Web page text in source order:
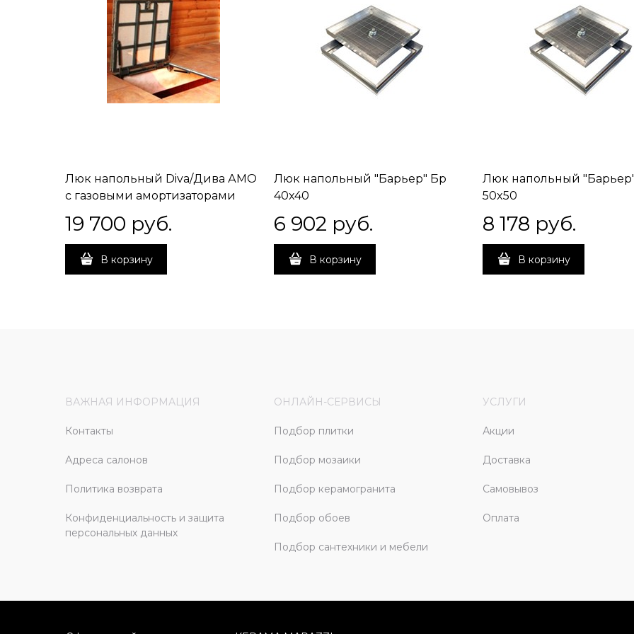
Люк напольный Diva/Дива АМО
с газовыми амортизаторами
19 700 руб.
В корзину
Люк напольный "Барьер" Бр
40x40
6 902 руб.
В корзину
Люк напольный
50x50
8 178 руб.
В корзину
ВАЖНАЯ ИНФОРМАЦИЯ
Контакты
Адреса салонов
Политика возврата
Конфиденциальность и защита
персональных данных
ОНЛАЙН-СЕРВИСЫ
Подбор плитки
Подбор мозаики
Подбор керамогранита
Подбор обоев
Подбор сантехники и мебели
УСЛУГИ
Акции
Доставка
Самовывоз
Оплата